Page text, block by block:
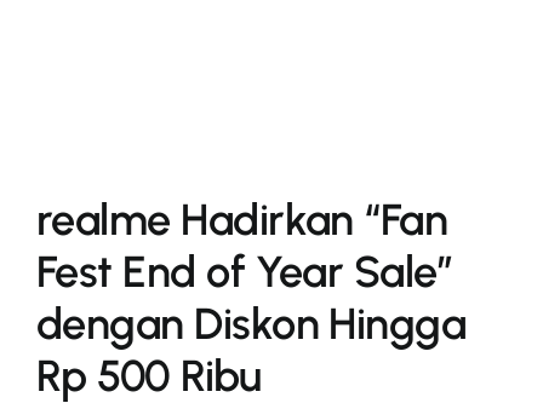
realme Hadirkan “Fan
Fest End of Year Sale”
dengan Diskon Hingga
Rp 500 Ribu